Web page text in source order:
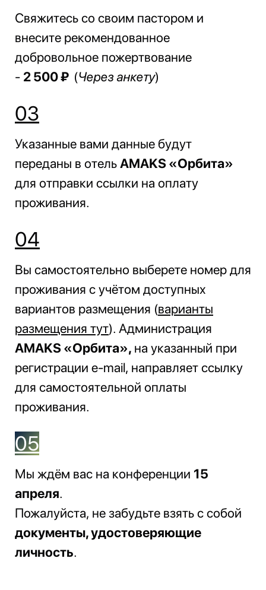
Свяжитесь со своим пастором и
внесите рекомендованное
добровольное пожертвование
- 2 500 ₽ (Через анкету)
03
Указанные вами данные будут
переданы в отельAMAKS «Орбита»
для отправки ссылки на оплату
проживания.
04
Вы самостоятельно выберете номер для
проживания с учётом доступных
вариантов размещения (варианты
размещения тут). Администрация
AMAKS «Орбита», на указанный при
регистрации e-mail, направляет ссылку
для самостоятельной оплаты
проживания.
05
Мы ждём вас на конференции 15
апреля.
Пожалуйста, не забудьте взять с собой
документы, удостоверяющие
личность.